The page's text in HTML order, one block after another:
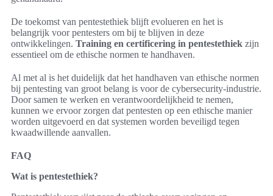
De toekomst van pentestethiek blijft evolueren en het is
belangrijk voor pentesters om bij te blijven in deze
ontwikkelingen. Training en certificering in pentestethiek zijn
essentieel om de ethische normen te handhaven.
Al met al is het duidelijk dat het handhaven van ethische normen
bij pentesting van groot belang is voor de cybersecurity-industrie.
Door samen te werken en verantwoordelijkheid te nemen,
kunnen we ervoor zorgen dat pentesten op een ethische manier
worden uitgevoerd en dat systemen worden beveiligd tegen
kwaadwillende aanvallen.
FAQ
Wat is pentestethiek?